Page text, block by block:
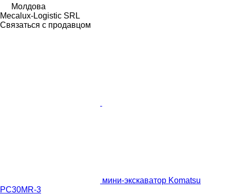
Молдова
Mecalux-Logistic SRL
Связаться с продавцом
мини-экскаватор Komatsu
PC30MR-3